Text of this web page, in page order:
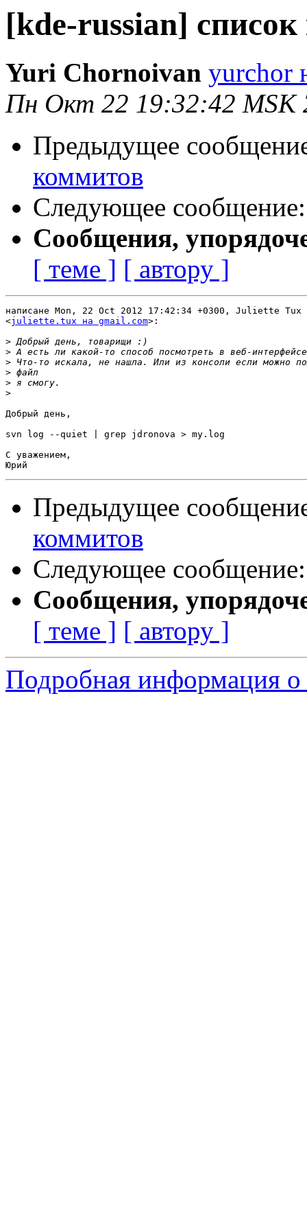
[kde-russian]
Yuri Chornoivan yurchor
Пн Окт 22 19:32:42 MSK
Предыдущее
коммитов
Следующее
Сообщения,
[ теме ] [ автору ]
написане Mon, 22 Oct 2012 17:42:34 +0300, Juliette
<juliette.tux на gmail.com>:
>
>
>
>
>
>
Добрый день,
svn log --quiet | grep jdronova > my.log
С уважением,
Предыдущее
коммитов
Следующее
Сообщения,
[ теме ] [ автору ]
Подробная информация о